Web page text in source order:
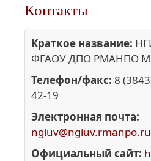
Контакты
Краткое название:
ФГАОУ ДПО РМАНПО
Телефон/факс: 8
42-19
Электронная почта:
ngiuv@ngiuv.rmanpo.ru
Официальный сайт: